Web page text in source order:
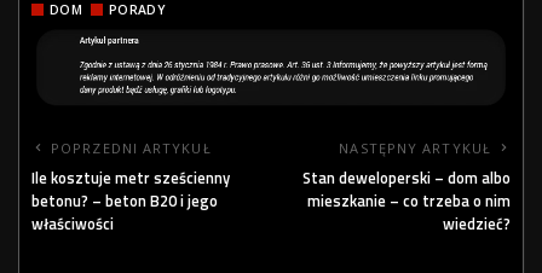
DOM PORADY
POPRZEDNI ARTYKUŁ
Ile kosztuje metr sześcienny
betonu? – beton B20 i jego
właściwości
NASTĘPNY ARTYKUŁ
Stan deweloperski – dom albo
mieszkanie – co trzeba o nim
wiedzieć?